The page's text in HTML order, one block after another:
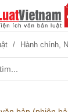
Hành chính,